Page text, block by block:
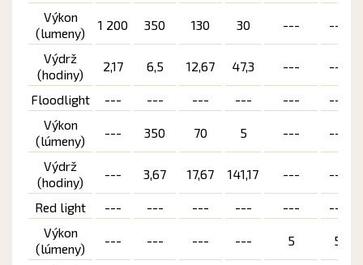
Výkon
(lumeny)
1 200 350 130 30 --- ---
Výdrž
(hodiny)
2,17 6,5 12,67 47,3 --- ---
Floodlight --- --- --- --- ---
---
Výkon
(lúmeny)
--- 350 70 5 --- ---
Výdrž
(hodiny)
--- 3,67 17,67 141,17 --- ---
Red light --- --- --- --- ---
---
Výkon
(lúmeny)
--- --- --- --- 5 5